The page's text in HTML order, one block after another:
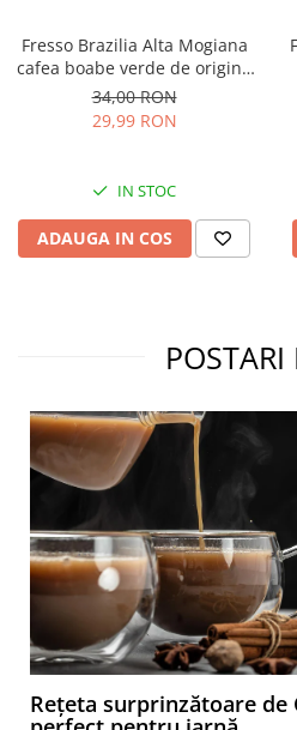
Fresso Brazilia Alta Mogiana
cafea boabe verde de origine
250g
34,00 RON
29,99 RON
IN STOC
ADAUGA IN COS
POSTARI
Rețeta surprinzătoare de